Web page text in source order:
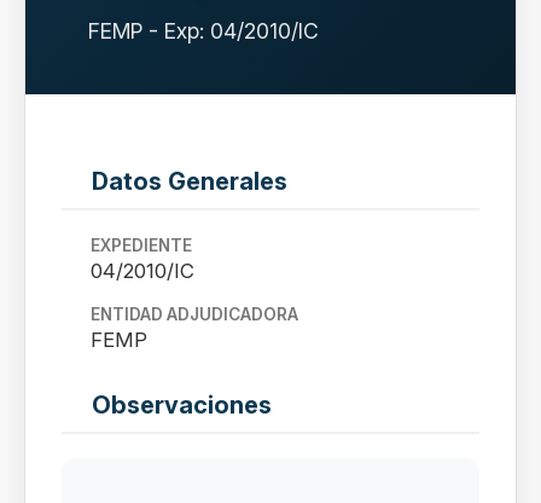
FEMP - Exp: 04/2010/IC
Datos Generales
EXPEDIENTE
04/2010/IC
ENTIDAD ADJUDICADORA
FEMP
Observaciones